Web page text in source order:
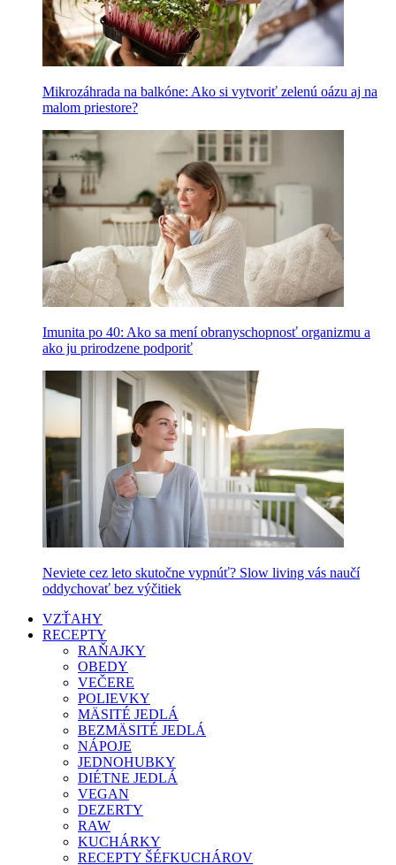
Mikrozáhrada na balkóne: Ako si vytvoriť zelenú oázu aj na
malom priestore?
Imunita po 40: Ako sa mení obranyschopnosť organizmu a
ako ju prirodzene podporiť
Neviete cez leto skutočne vypnúť? Slow living vás naučí
oddychovať bez výčitiek
VZŤAHY
RECEPTY
RAŇAJKY
OBEDY
VEČERE
POLIEVKY
MÄSITÉ JEDLÁ
BEZMÄSITÉ JEDLÁ
NÁPOJE
JEDNOHUBKY
DIÉTNE JEDLÁ
VEGAN
DEZERTY
RAW
KUCHÁRKY
RECEPTY ŠÉFKUCHÁROV